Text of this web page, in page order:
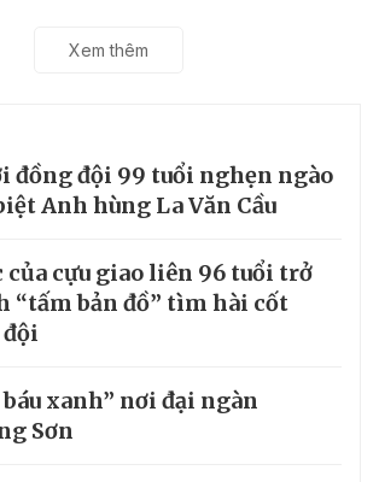
Xem thêm
đồng đội 99 tuổi nghẹn ngào
Anh hùng La Văn Cầu
của cựu giao liên 96 tuổi trở
“tấm bản đồ” tìm hài cốt
báu xanh” nơi đại ngàn
Sơn